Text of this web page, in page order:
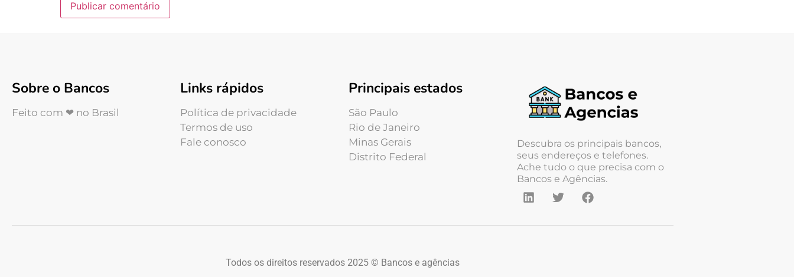
Sobre o Bancos
Feito com ❤ no Brasil
Links rápidos
Política de privacidade
Termos de uso
Fale conosco
Principais estados
São Paulo
Rio de Janeiro
Minas Gerais
Distrito Federal
Descubra os principais bancos,
seus endereços e telefones.
Ache tudo o que precisa com o
Bancos e Agências.
Todos os direitos reservados 2025 © Bancos e agências